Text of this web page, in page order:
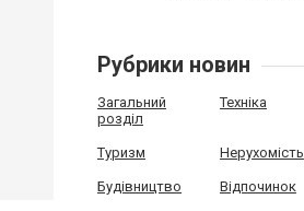
Рубрики новин
Загальний
розділ
Техніка
Туризм Нерухомість
Будівництво Відпочинок